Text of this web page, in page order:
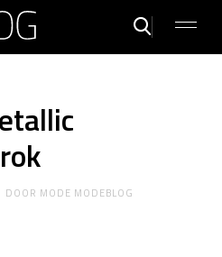
DOOR MODE MODEBLOG